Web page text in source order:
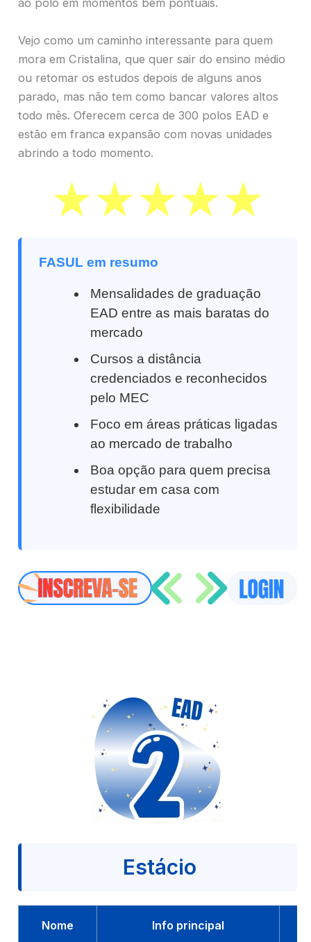
ao polo em momentos bem pontuais.
Vejo como um caminho interessante para quem
mora em Cristalina, que quer sair do ensino médio
ou retomar os estudos depois de alguns anos
parado, mas não tem como bancar valores altos
todo mês. Oferecem cerca de 300 polos EAD e
estão em franca expansão com novas unidades
abrindo a todo momento.
FASUL em resumo
Mensalidades de graduação
EAD entre as mais baratas do
mercado
Cursos a distância
credenciados e reconhecidos
pelo MEC
Foco em áreas práticas ligadas
ao mercado de trabalho
Boa opção para quem precisa
estudar em casa com
flexibilidade
Estácio
Nome Info principal